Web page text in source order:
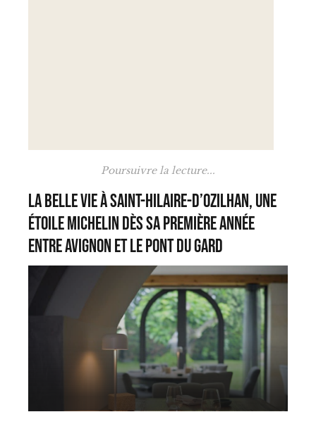
Poursuivre la lecture...
La Belle Vie à Saint-Hilaire-d’Ozilhan, une
étoile Michelin dès sa première année
entre Avignon et le Pont du Gard